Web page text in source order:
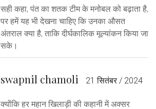
सही कहा, पंत का शतक टीम के मनोबल को बढ़ाता है,
पर हमें यह भी देखना चाहिए कि उनका औसत
अंतराल क्या है, ताकि दीर्घकालिक मूल्यांकन किया जा
सके।
swapnil chamoli 21 सितंबर / 2024
क्योंकि हर महान खिलाड़ी की कहानी में अक्सर